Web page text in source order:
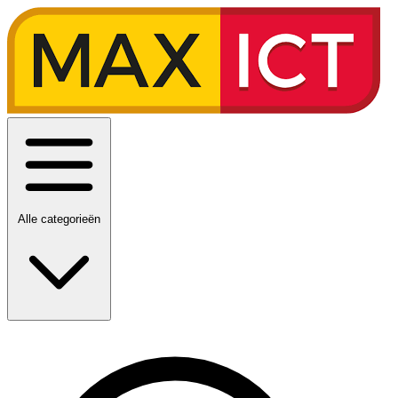
Alle categorieën